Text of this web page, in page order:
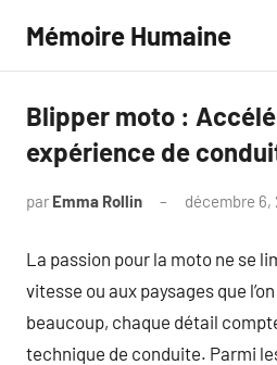
contenu
Mémoire Humaine
Blipper moto :
expérience de
par Emma Rollin décembre 6,
La passion pour la moto ne se
vitesse ou aux paysages que
beaucoup, chaque détail
technique de conduite. Parmi